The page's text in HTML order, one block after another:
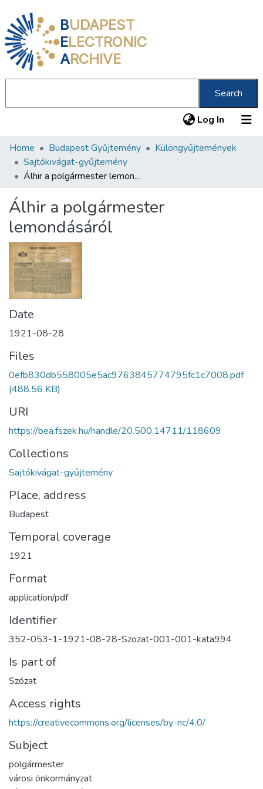
BUDAPEST
ELECTRONIC
ARCHIVE
Search
Log In (current)
Communities & Collections
All of DSpace
Statistics
About us
Home Budapest Gyűjtemény
Különgyűjtemények
Sajtókivágat-gyűjtemény
Álhir a polgármester lemondásáról
Álhir a polgármester
lemondásáról
Date
1921-08-28
Files
0efb830db558005e5ac9763845774795fc1c7008.pdf
(488.56 KB)
URI
https://bea.fszek.hu/handle/20.500.14711/118609
Collections
Sajtókivágat-gyűjtemény
Place, address
Budapest
Temporal coverage
1921
Format
application/pdf
Identifier
352-053-1-1921-08-28-Szozat-001-001-kata994
Is part of
Szózat
Access rights
https://creativecommons.org/licenses/by-nc/4.0/
Subject
polgármester
városi önkormányzat